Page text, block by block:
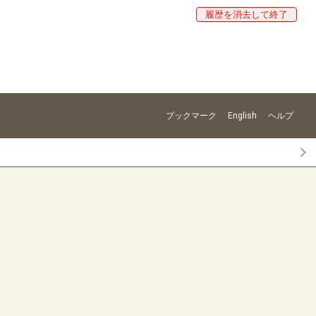
履歴を消去して終了
ブックマーク English ヘルプ